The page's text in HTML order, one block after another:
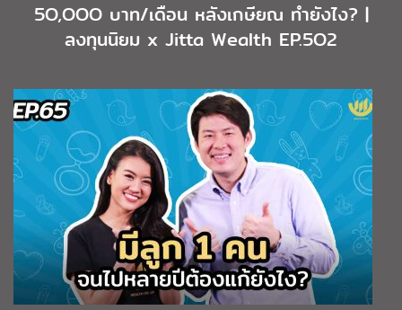
5O,OOO บาท/เดือน หลังเกษียณ ทำยังไง? |
ลงทุนนิยม x Jitta Wealth EP.5O2